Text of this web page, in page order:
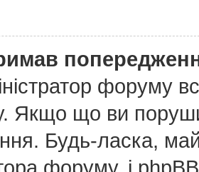
форуму
Якщо що ви
Будь-ласка,